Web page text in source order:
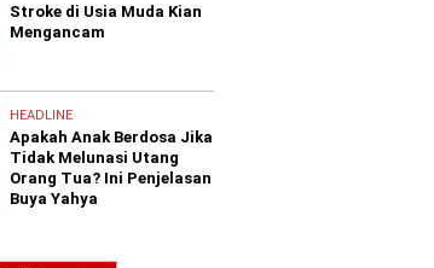
Stroke di Usia Muda Kian
Mengancam
HEADLINE
Apakah Anak Berdosa Jika
Tidak Melunasi Utang
Orang Tua? Ini Penjelasan
Buya Yahya